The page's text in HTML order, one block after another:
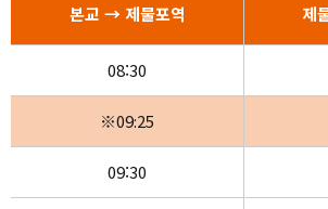
본교 → 제물포역 제
08:30
※09:25
09:30